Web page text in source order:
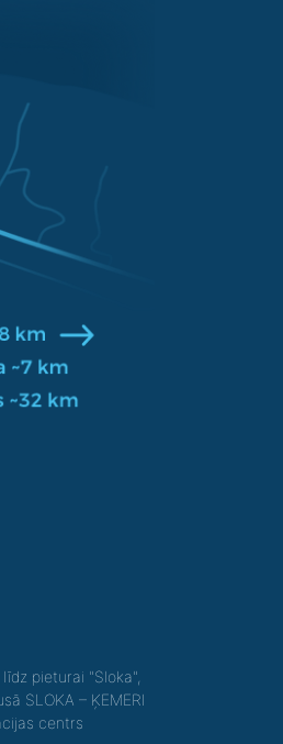
pieturai "Sloka",
SLOKA – ĶEMERI
centrs